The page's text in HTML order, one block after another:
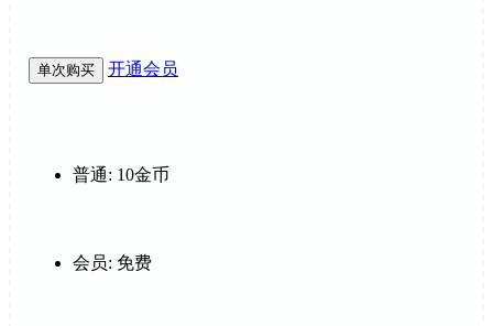
单次购买 开通会员
普通: 10金币
会员: 免费